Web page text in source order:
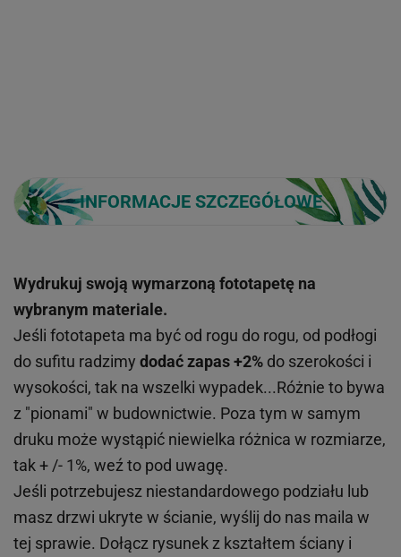
INFORMACJE SZCZEGÓŁOWE
Wydrukuj swoją wymarzoną fototapetę na
wybranym materiale.
Jeśli fototapeta ma być od rogu do rogu, od podłogi
do sufitu radzimy dodać zapas +2% do szerokości i
wysokości, tak na wszelki wypadek...Różnie to bywa
z "pionami" w budownictwie. Poza tym w samym
druku może wystąpić niewielka różnica w rozmiarze,
tak + /- 1%, weź to pod uwagę.
Jeśli potrzebujesz niestandardowego podziału lub
masz drzwi ukryte w ścianie, wyślij do nas maila w
tej sprawie. Dołącz rysunek z kształtem ściany i